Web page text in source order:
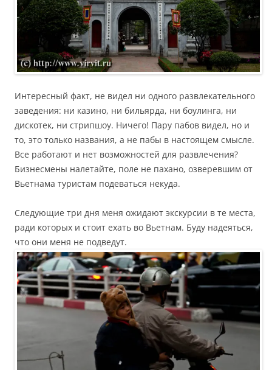
Интересный факт, не видел ни одного развлекательного
заведения: ни казино, ни бильярда, ни боулинга, ни
дискотек, ни стрипшоу. Ничего! Пару пабов видел, но и
то, это только названия, а не пабы в настоящем смысле.
Все работают и нет возможностей для развлечения?
Бизнесмены налетайте, поле не пахано, озверевшим от
Вьетнама туристам подеваться некуда.
Следующие три дня меня ожидают экскурсии в те места,
ради которых и стоит ехать во Вьетнам. Буду надеяться,
что они меня не подведут.